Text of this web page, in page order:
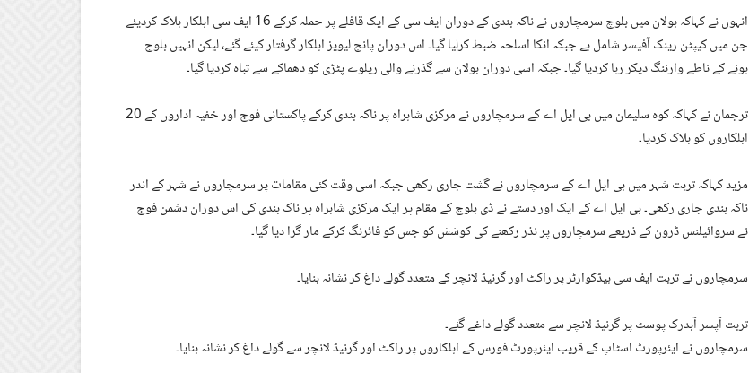
انہوں نے کہاکہ بولان میں بلوچ سرمچاروں نے ناکہ بندی کے دوران ایف سی کے ایک قافلے پر حملہ کرکے 16 ایف سی اہلکار ہلاک کردیئے
جن میں کیپٹن رینک آفیسر شامل ہے جبکہ انکا اسلحہ ضبط کرلیا گیا۔ اس دوران پانچ لیویز اہلکار گرفتار کیئے گئے، لیکن انہیں بلوچ
ہونے کے ناطے وارننگ دیکر رہا کردیا گیا۔ جبکہ اسی دوران بولان سے گذرنے والی ریلوے پٹڑی کو دھماکے سے تباہ کردیا گیا۔
ترجمان نے کہاکہ کوہ سلیمان میں بی ایل اے کے سرمچاروں نے مرکزی شاہراہ پر ناکہ بندی کرکے پاکستانی فوج اور خفیہ اداروں کے 20
اہلکاروں کو ہلاک کردیا۔
مزید کہاکہ تربت شہر میں بی ایل اے کے سرمچاروں نے گشت جاری رکھی جبکہ اسی وقت کئی مقامات پر سرمچاروں نے شہر کے اندر
ناکہ بندی جاری رکھی۔ بی ایل اے کے ایک اور دستے نے ڈی بلوچ کے مقام پر ایک مرکزی شاہراہ پر ناک بندی کی اس دوران دشمن فوج
نے سروائیلنس ڈرون کے ذریعے سرمچاروں پر نذر رکھنے کی کوشش کو جس کو فائرنگ کرکے مار گرا دیا گیا۔
سرمچاروں نے تربت ایف سی ہیڈکوارٹر پر راکٹ اور گرنیڈ لانچر کے متعدد گولے داغ کر نشانہ بنایا۔
تربت آپسر آبدرک پوسٹ پر گرنیڈ لانچر سے متعدد گولے داغے گئے۔
سرمچاروں نے ایئرپورٹ اسٹاپ کے قریب ایئرپورٹ فورس کے اہلکاروں پر راکٹ اور گرنیڈ لانچر سے گولے داغ کر نشانہ بنایا۔